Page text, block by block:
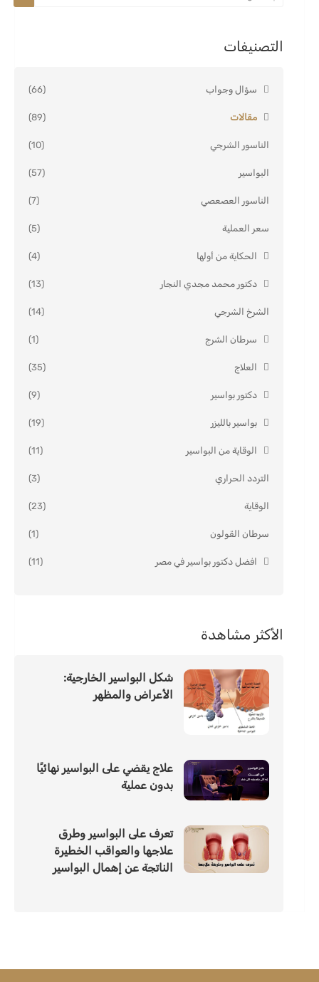
التصنيفات
سؤال وجواب (66)
مقالات (89)
الناسور الشرجي (10)
البواسير (57)
الناسور العصعصي (7)
سعر العملية (5)
الحكاية من أولها (4)
دكتور محمد مجدي النجار (13)
الشرخ الشرجي (14)
سرطان الشرج (1)
العلاج (35)
دكتور بواسير (9)
بواسير بالليزر (19)
الوقاية من البواسير (11)
التردد الحراري (3)
الوقاية (23)
سرطان القولون (1)
افضل دكتور بواسير في مصر (11)
الأكثر مشاهدة
شكل البواسير الخارجية:
الأعراض والمظهر
علاج يقضي على البواسير نهائيًا
بدون عملية
تعرف على البواسير وطرق
علاجها والعواقب الخطيرة
الناتجة عن إهمال البواسير